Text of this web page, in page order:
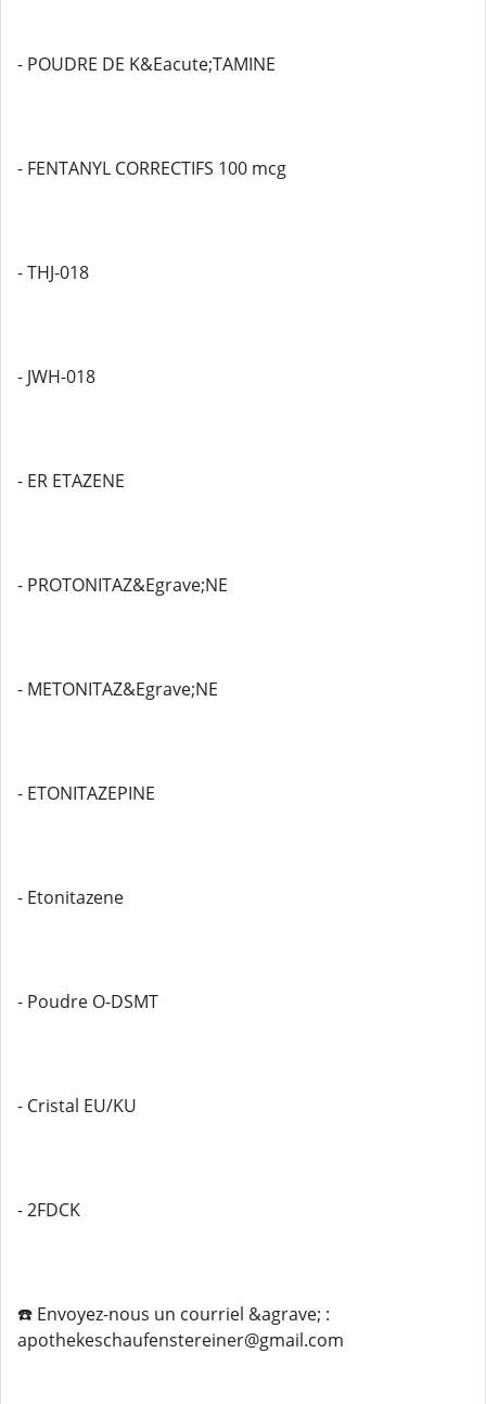
- POUDRE DE K&Eacute;TAMINE
- FENTANYL CORRECTIFS 100 mcg
- THJ-018
- JWH-018
- ER ETAZENE
- PROTONITAZ&Egrave;NE
- METONITAZ&Egrave;NE
- ETONITAZEPINE
- Etonitazene
- Poudre O-DSMT
- Cristal EU/KU
- 2FDCK
☎️ Envoyez-nous un courriel &agrave; :
apothekeschaufenstereiner@gmail.com